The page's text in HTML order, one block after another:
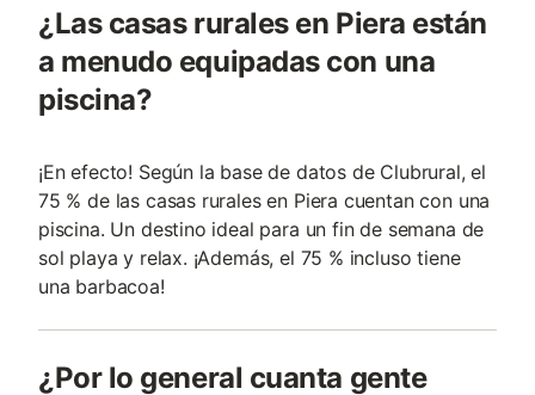
¿Las casas rurales en Piera están
a menudo equipadas con una
piscina?
¡En efecto! Según la base de datos de Clubrural, el
75 % de las casas rurales en Piera cuentan con una
piscina. Un destino ideal para un fin de semana de
sol playa y relax. ¡Además, el 75 % incluso tiene
una barbacoa!
¿Por lo general cuanta gente